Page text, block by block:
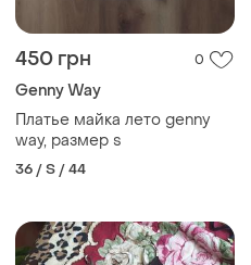
450 грн 0
Genny Way
Платье майка лето genny
way, размер s
36 / S / 44